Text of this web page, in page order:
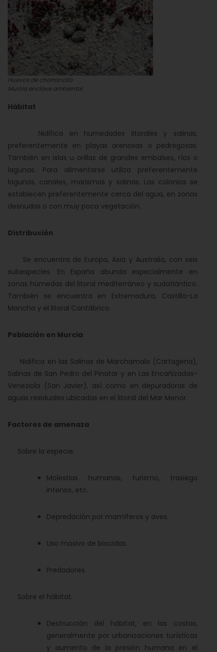
Huevos de charrancito
Murcia enclave ambiental
Hábitat
Nidifica en humedades litorales y salinas,
preferentemente en playas arenosas o pedregosas.
También en islas u orillas de grandes embalses, ríos o
lagunas. Para alimentarse utiliza preferentemente
lagunas, canales, marismas y salinas. Las colonias se
establecen preferentemente cerca del agua, en zonas
desnudas o con muy poca vegetación.
Distribución
Se encuentra de Europa, Asia y Australia, con seis
subespecies. En España abunda especialmente en
zonas húmedas del litoral mediterráneo y sudatlántico.
También se encuentra en Extremadura, Castilla-La
Mancha y el litoral Cantábrico.
Población en Murcia
Nidifica en las Salinas de Marchamalo (Cartagena),
Salinas de San Pedro del Pinatar y en Las Encañizadas-
Veneziola (San Javier), así como en depuradoras de
aguas residuales ubicadas en el litoral del Mar Menor.
Factores de amenaza
Sobre la especie:
Molestias humanas, turismo, trasiego
intenso, etc.
Depredación por mamíferos y aves.
Uso masivo de biocidas.
Predadores.
Sobre el hábitat:
Destrucción del hábitat, en las costas,
generalmente por urbanizaciones turísticas
y aumento de la presión humana en el